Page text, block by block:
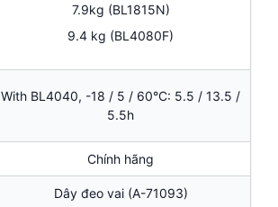
7.9kg (BL1815N)
9.4 kg (BL4080F)
With BL4040, -18 / 5 / 60°C: 5.5 / 13.5 /
5.5h
Chính hãng
Dây đeo vai (A-71093)